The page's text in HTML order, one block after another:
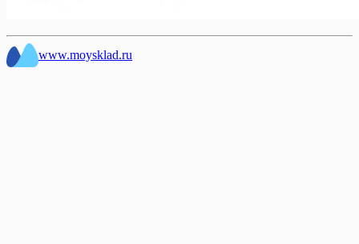
www.moysklad.ru